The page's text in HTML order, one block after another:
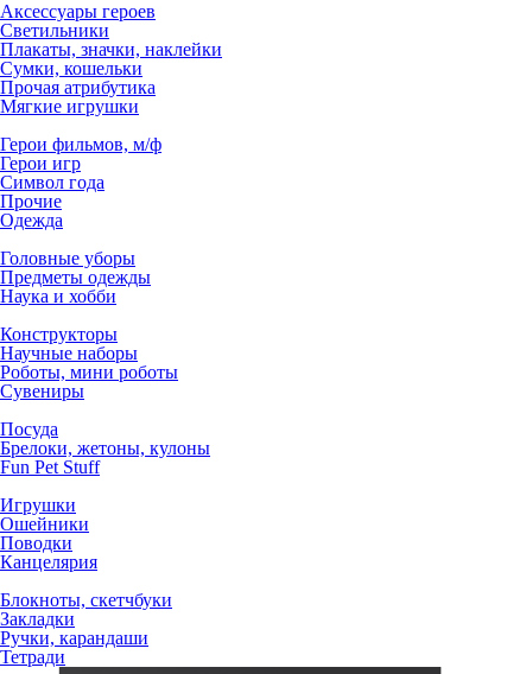
Аксессуары героев
Светильники
Плакаты, значки, наклейки
Сумки, кошельки
Прочая атрибутика
Мягкие игрушки
Герои фильмов, м/ф
Герои игр
Символ года
Прочие
Одежда
Головные уборы
Предметы одежды
Наука и хобби
Конструкторы
Научные наборы
Роботы, мини роботы
Сувениры
Посуда
Брелоки, жетоны, кулоны
Fun Pet Stuff
Игрушки
Ошейники
Поводки
Канцелярия
Блокноты, скетчбуки
Закладки
Ручки, карандаши
Тетради